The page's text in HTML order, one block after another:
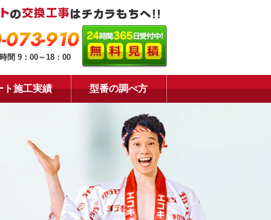
073-910
間 9：00～18：00
ト施工実績 型番の調べ方